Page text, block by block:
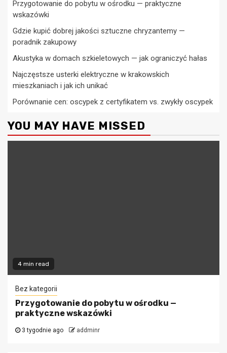
Przygotowanie do pobytu w ośrodku — praktyczne
wskazówki
Gdzie kupić dobrej jakości sztuczne chryzantemy —
poradnik zakupowy
Akustyka w domach szkieletowych — jak ograniczyć hałas
Najczęstsze usterki elektryczne w krakowskich
mieszkaniach i jak ich unikać
Porównanie cen: oscypek z certyfikatem vs. zwykły oscypek
YOU MAY HAVE MISSED
4 min read
Bez kategorii
Przygotowanie do pobytu w ośrodku —
praktyczne wskazówki
3 tygodnie ago addminr